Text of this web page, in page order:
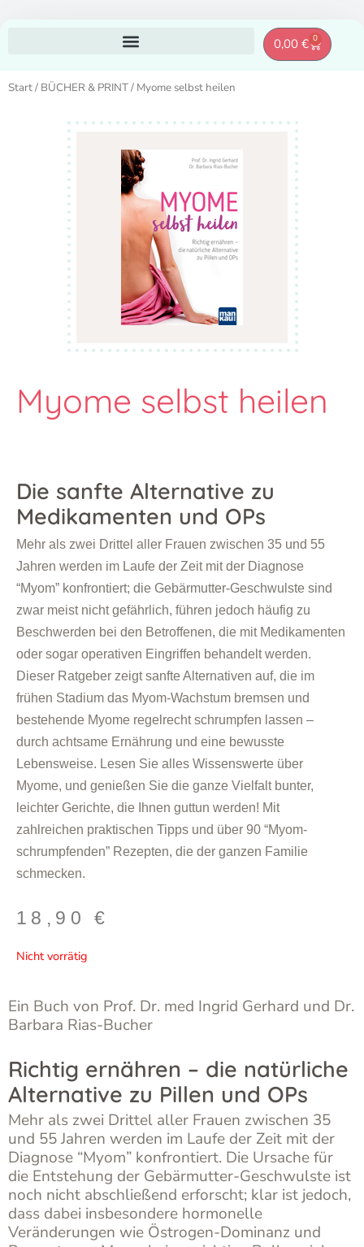
0,00 € 0
Start/ BÜCHER & PRINT/ Myome selbst heilen
Myome selbst heilen
Die sanfte Alternative zu
Medikamenten und OPs
Mehr als zwei Drittel aller Frauen zwischen 35 und 55
Jahren werden im Laufe der Zeit mit der Diagnose
“Myom” konfrontiert; die Gebärmutter-Geschwulste sind
zwar meist nicht gefährlich, führen jedoch häufig zu
Beschwerden bei den Betroffenen, die mit Medikamenten
oder sogar operativen Eingriffen behandelt werden.
Dieser Ratgeber zeigt sanfte Alternativen auf, die im
frühen Stadium das Myom-Wachstum bremsen und
bestehende Myome regelrecht schrumpfen lassen –
durch achtsame Ernährung und eine bewusste
Lebensweise. Lesen Sie alles Wissenswerte über
Myome, und genießen Sie die ganze Vielfalt bunter,
leichter Gerichte, die Ihnen guttun werden! Mit
zahlreichen praktischen Tipps und über 90 “Myom-
schrumpfenden” Rezepten, die der ganzen Familie
schmecken.
18,90€
Nicht vorrätig
Ein Buch von Prof. Dr. med Ingrid Gerhard und Dr.
Barbara Rias-Bucher
Richtig ernähren – die natürliche
Alternative zu Pillen und OPs
Mehr als zwei Drittel aller Frauen zwischen 35
und 55 Jahren werden im Laufe der Zeit mit der
Diagnose “Myom” konfrontiert. Die Ursache für
die Entstehung der Gebärmutter-Geschwulste ist
noch nicht abschließend erforscht; klar ist jedoch,
dass dabei insbesondere hormonelle
Veränderungen wie Östrogen-Dominanz und